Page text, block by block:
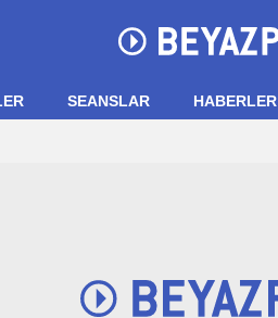
SEANSLAR HABERLER